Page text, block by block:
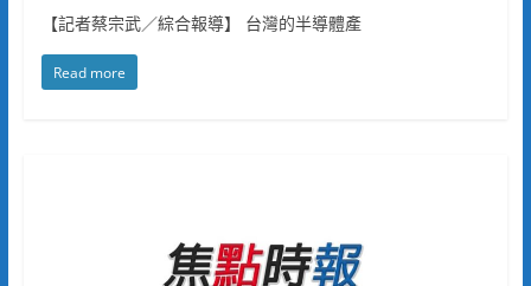
【記者蔡宗武／綜合報導】 台灣的半導體產
Read more